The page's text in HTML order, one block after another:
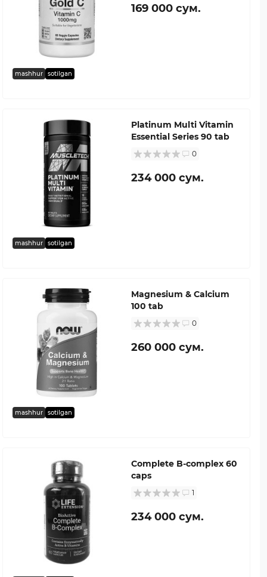
mashhur sotilgan
169 000 сум.
mashhur sotilgan
Platinum Multi Vitamin
Essential Series 90 tab
0
234 000 сум.
mashhur sotilgan
Magnesium & Calcium
100 tab
0
260 000 сум.
Complete B-complex 60
caps
1
234 000 сум.